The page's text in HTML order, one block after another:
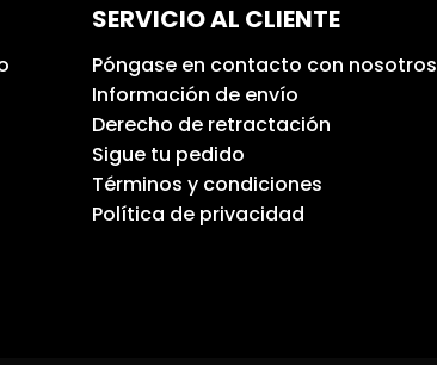
SERVICIO AL CLIENTE
Póngase en contacto con nosotros
Información de envío
Derecho de retractación
Sigue tu pedido
Términos y condiciones
Política de privacidad